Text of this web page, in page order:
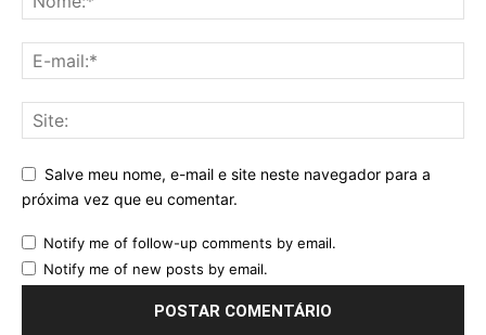
Salve meu nome, e-mail e site neste navegador para a
próxima vez que eu comentar.
Notify me of follow-up comments by email.
Notify me of new posts by email.